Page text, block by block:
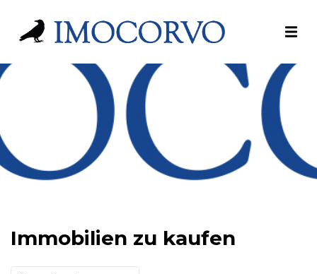
Immobilien zu kaufen